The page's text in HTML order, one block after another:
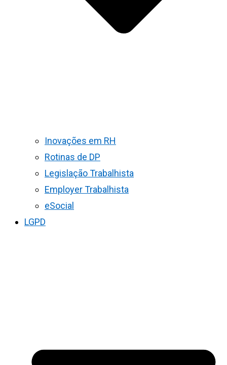
Inovações em RH
Rotinas de DP
Legislação Trabalhista
Employer Trabalhista
eSocial
LGPD